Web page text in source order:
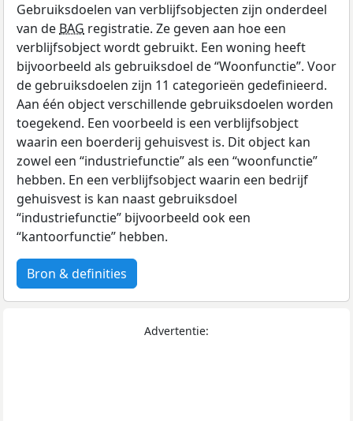
Gebruiksdoelen van verblijfsobjecten zijn onderdeel
van deBAG registratie. Ze geven aan hoe een
verblijfsobject wordt gebruikt. Een woning heeft
bijvoorbeeld als gebruiksdoel de “Woonfunctie”. Voor
de gebruiksdoelen zijn 11 categorieën gedefinieerd.
Aan één object verschillende gebruiksdoelen worden
toegekend. Een voorbeeld is een verblijfsobject
waarin een boerderij gehuisvest is. Dit object kan
zowel een “industriefunctie” als een “woonfunctie”
hebben. En een verblijfsobject waarin een bedrijf
gehuisvest is kan naast gebruiksdoel
“industriefunctie” bijvoorbeeld ook een
“kantoorfunctie” hebben.
Bron & definities
Advertentie: